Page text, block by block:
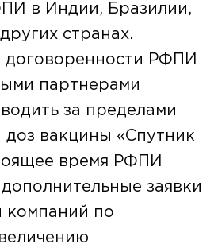
в Индии, Бразилии,
странах.
РФПИ
партнерами
за пределами
доз вакцины «Спутник
время РФПИ
заявки
компаний по